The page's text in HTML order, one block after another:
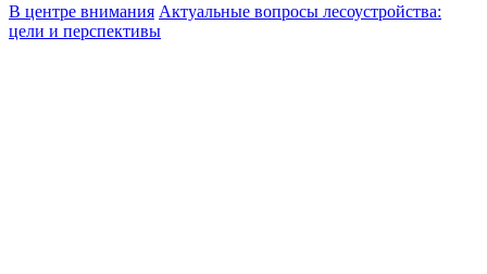
В центре внимания Актуальные вопросы лесоустройства:
цели и перспективы